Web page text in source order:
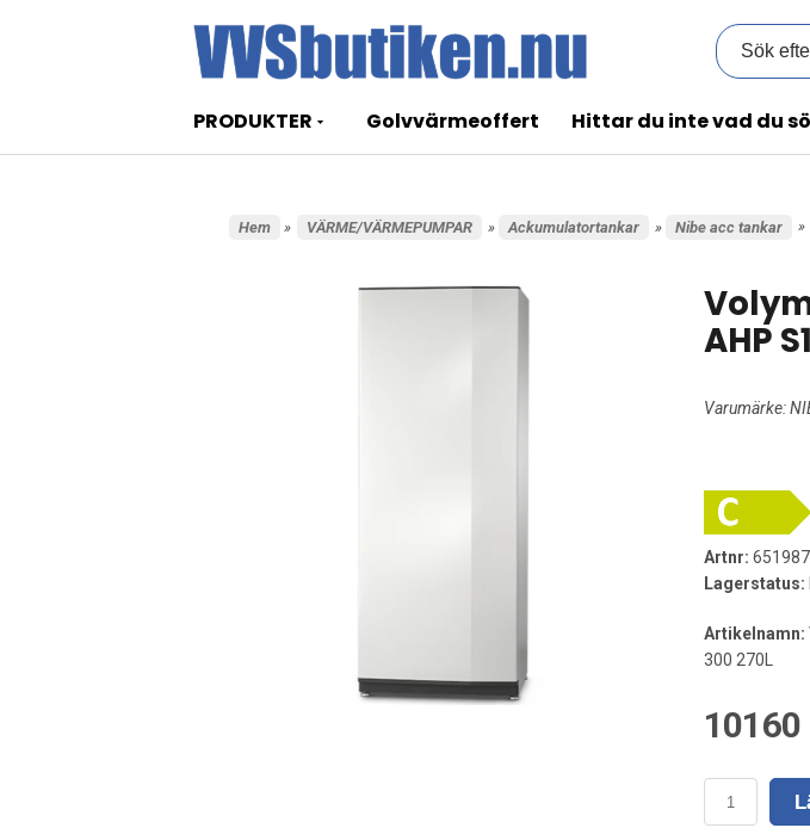
PRODUKTER Golvvärmeoffert Hittar du inte vad du
Hem » VÄRME/VÄRMEPUMPAR » Ackumulatortankar » Nibe acc tankar »
AHP
Varumärke:
Artnr:
Lagerstatus:
Artikelnamn:
300 270L
10160